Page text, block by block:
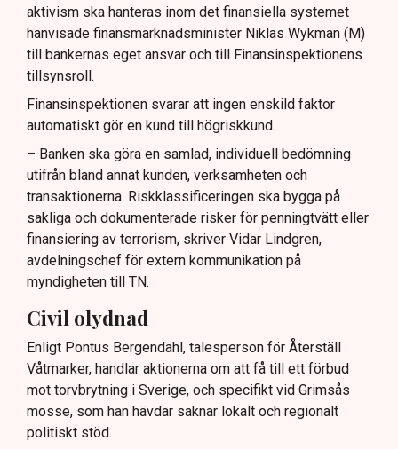
aktivism ska hanteras inom det finansiella systemet
hänvisade finansmarknadsminister Niklas Wykman (M)
till bankernas eget ansvar och till Finansinspektionens
tillsynsroll.
Finansinspektionen svarar att ingen enskild faktor
automatiskt gör en kund till högriskkund.
– Banken ska göra en samlad, individuell bedömning
utifrån bland annat kunden, verksamheten och
transaktionerna. Riskklassificeringen ska bygga på
sakliga och dokumenterade risker för penningtvätt eller
finansiering av terrorism, skriver Vidar Lindgren,
avdelningschef för extern kommunikation på
myndigheten till TN.
Civil olydnad
Enligt Pontus Bergendahl, talesperson för Återställ
Våtmarker, handlar aktionerna om att få till ett förbud
mot torvbrytning i Sverige, och specifikt vid Grimsås
mosse, som han hävdar saknar lokalt och regionalt
politiskt stöd.